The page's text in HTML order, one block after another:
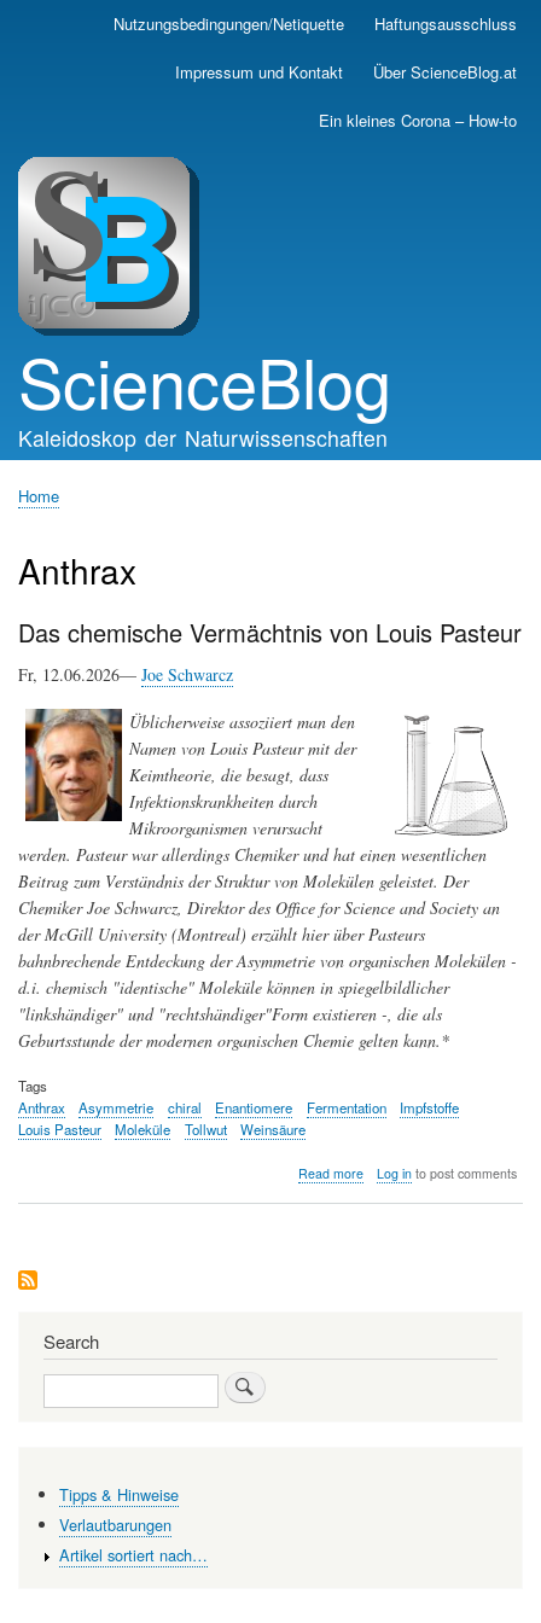
Skip
main
Nutzungsbedingungen/Netiquette Haftungsausschluss
Impressum und Kontakt Über ScienceBlog.at
Ein kleines Corona – How-to
ScienceBlog
Kaleidoskop der Naturwissenschaften
Home
Anthrax
Das chemische Vermächtnis von Louis Pasteur
Fr, 12.06.2026— Joe Schwarcz
Üblicherweise assoziiert man den
Namen von Louis Pasteur mit der
Keimtheorie, die besagt, dass
Infektionskrankheiten durch
Mikroorganismen verursacht
werden. Pasteur war allerdings Chemiker und hat einen wesentlichen
Beitrag zum Verständnis der Struktur von Molekülen geleistet. Der
Chemiker Joe Schwarcz, Direktor des Office for Science and Society an
der McGill University (Montreal) erzählt hier über Pasteurs
bahnbrechende Entdeckung der Asymmetrie von organischen Molekülen -
d.i. chemisch "identische" Moleküle können in spiegelbildlicher
"linkshändiger" und "rechtshändiger"Form existieren -, die als
Geburtsstunde der modernen organischen Chemie gelten kann.*
Tags
Anthrax
Asymmetrie chiral Enantiomere Fermentation
Impfstoffe
Louis Pasteur
Moleküle Tollwut Weinsäure
Read moreabout
Log into post comments
Search
Search
Tipps & Hinweise
Verlautbarungen
Artikel sortiert nach…